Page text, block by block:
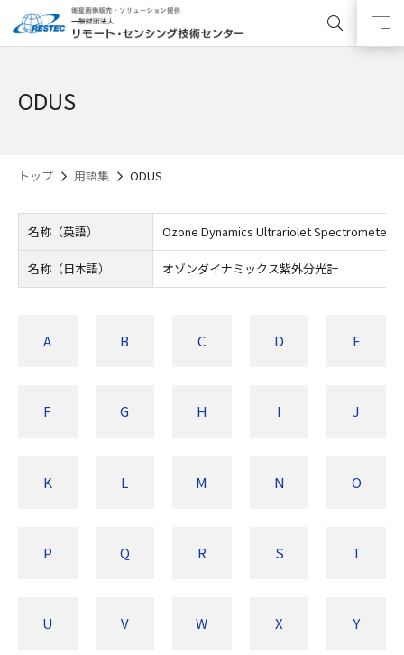
ODUS
トップ 用語集 ODUS
名称（英語） Ozone Dynamics Ultrariolet Spectrometer
名称（日本語） オゾンダイナミックス紫外分光計
A B C D E
F G H I J
K L M N O
P Q R S T
U V W X Y